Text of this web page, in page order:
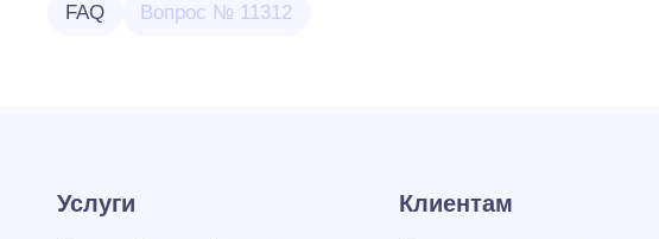
FAQ Вопрос № 11312
Услуги Клиентам